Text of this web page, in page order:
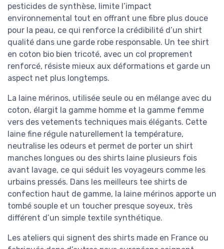
pesticides de synthèse, limite l’impact
environnemental tout en offrant une fibre plus douce
pour la peau, ce qui renforce la crédibilité d’un shirt
qualité dans une garde robe responsable. Un tee shirt
en coton bio bien tricoté, avec un col proprement
renforcé, résiste mieux aux déformations et garde un
aspect net plus longtemps.
La laine mérinos, utilisée seule ou en mélange avec du
coton, élargit la gamme homme et la gamme femme
vers des vetements techniques mais élégants. Cette
laine fine régule naturellement la température,
neutralise les odeurs et permet de porter un shirt
manches longues ou des shirts laine plusieurs fois
avant lavage, ce qui séduit les voyageurs comme les
urbains pressés. Dans les meilleurs tee shirts de
confection haut de gamme, la laine mérinos apporte un
tombé souple et un toucher presque soyeux, très
différent d’un simple textile synthétique.
Les ateliers qui signent des shirts made en France ou